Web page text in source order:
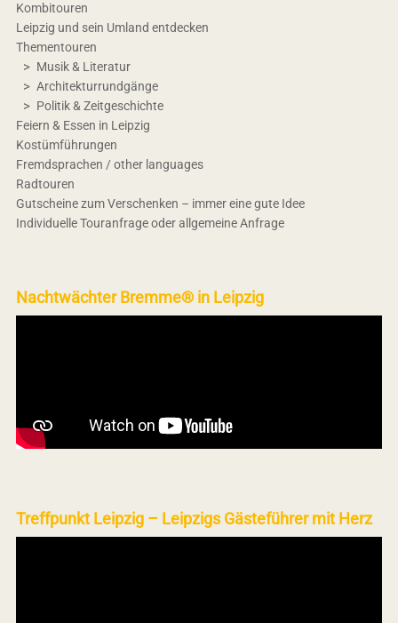
Kombitouren
Leipzig und sein Umland entdecken
Thementouren
Musik & Literatur
Architekturrundgänge
Politik & Zeitgeschichte
Feiern & Essen in Leipzig
Kostümführungen
Fremdsprachen / other languages
Radtouren
Gutscheine zum Verschenken – immer eine gute Idee
Individuelle Touranfrage oder allgemeine Anfrage
Nachtwächter Bremme® in Leipzig
Treffpunkt Leipzig – Leipzigs Gästeführer mit Herz